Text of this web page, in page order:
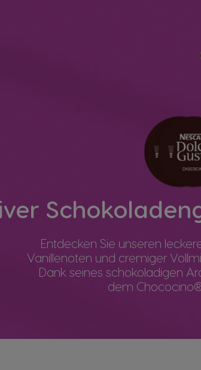
Entdecken Sie unseren
Vanillenoten und cremiger
Dank seines schokoladigen
dem